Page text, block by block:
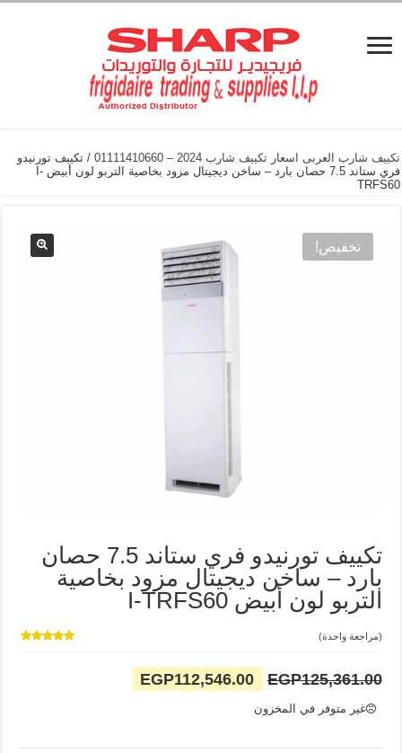
تكييف شارب العربى اسعار تكييف شارب 2024 – 01111410660
/ تكييف تورنيدو
فري ستاند 7.5 حصان بارد – ساخن ديجيتال مزود بخاصية التربو لون أبيض I-
TRFS60
تخفيض!
تكييف تورنيدو فري ستاند 7.5 حصان
بارد – ساخن ديجيتال مزود بخاصية
التربو لون أبيض I-TRFS60
(مراجعة واحدة)
EGP125,361.00
السعر
الأصلي
هو:
EGP112,546.00
الحالي
غير متوفر في المخزون